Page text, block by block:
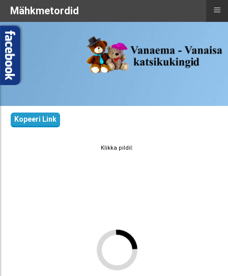
Kopeeri Link
Mähkmetordid ≡